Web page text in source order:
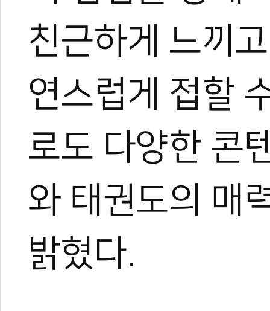
친근하게 느끼
연스럽게 접할
로도 다양한 콘
와 태권도의 매
밝혔다.